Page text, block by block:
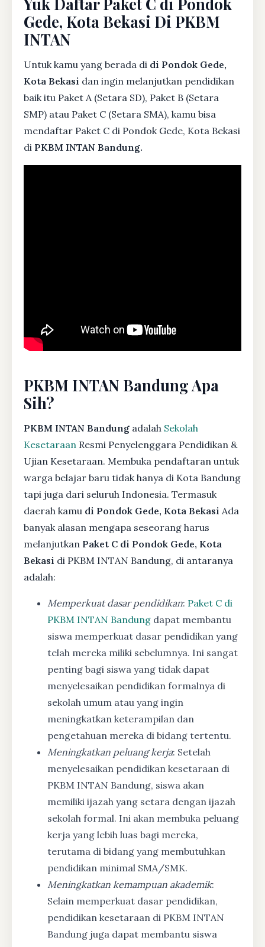
Gede, Kota Bekasi Di PKBM
INTAN
Untuk kamu yang berada di di Pondok Gede,
Kota Bekasi dan ingin melanjutkan pendidikan
baik itu Paket A (Setara SD), Paket B (Setara
SMP) atau Paket C (Setara SMA), kamu bisa
mendaftar Paket C di Pondok Gede, Kota Bekasi
di PKBM INTAN Bandung.
PKBM INTAN Bandung Apa
Sih?
PKBM INTAN Bandung adalah Sekolah
Kesetaraan Resmi Penyelenggara Pendidikan &
Ujian Kesetaraan. Membuka pendaftaran untuk
warga belajar baru tidak hanya di Kota Bandung
tapi juga dari seluruh Indonesia. Termasuk
daerah kamu di Pondok Gede, Kota Bekasi Ada
banyak alasan mengapa seseorang harus
melanjutkan Paket C di Pondok Gede, Kota
Bekasi di PKBM INTAN Bandung, di antaranya
adalah:
Memperkuat dasar pendidikan: Paket C di
PKBM INTAN Bandung dapat membantu
siswa memperkuat dasar pendidikan yang
telah mereka miliki sebelumnya. Ini sangat
penting bagi siswa yang tidak dapat
menyelesaikan pendidikan formalnya di
sekolah umum atau yang ingin
meningkatkan keterampilan dan
pengetahuan mereka di bidang tertentu.
Meningkatkan peluang kerja: Setelah
menyelesaikan pendidikan kesetaraan di
PKBM INTAN Bandung, siswa akan
memiliki ijazah yang setara dengan ijazah
sekolah formal. Ini akan membuka peluang
kerja yang lebih luas bagi mereka,
terutama di bidang yang membutuhkan
pendidikan minimal SMA/SMK.
Meningkatkan kemampuan akademik:
Selain memperkuat dasar pendidikan,
pendidikan kesetaraan di PKBM INTAN
Bandung juga dapat membantu siswa